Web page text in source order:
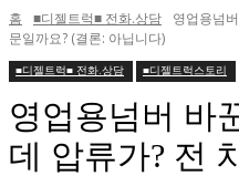
홈 ■디젤트럭■ 전화.상담
영업용넘
문일까요? (결론: 아닙니다)
■디젤트럭■ 전화.상담 ■디젤트럭스토리
영업용넘버 바
데 압류가? 전